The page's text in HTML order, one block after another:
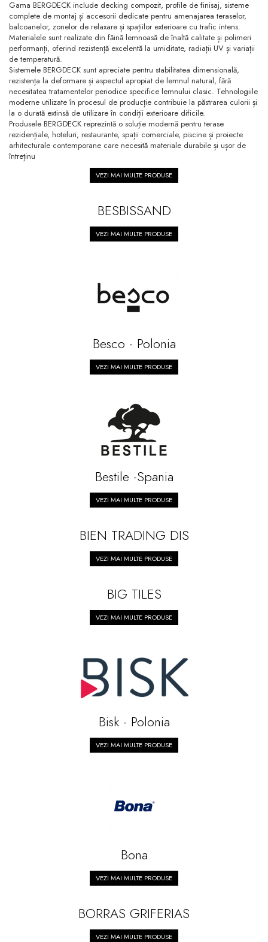
Gama BERGDECK include decking compozit, profile de finisaj, sisteme
complete de montaj și accesorii dedicate pentru amenajarea teraselor,
balcoanelor, zonelor de relaxare și spațiilor exterioare cu trafic intens.
Materialele sunt realizate din făină lemnoasă de înaltă calitate și polimeri
performanți, oferind rezistență excelentă la umiditate, radiații UV și variații
de temperatură.
Sistemele BERGDECK sunt apreciate pentru stabilitatea dimensională,
rezistența la deformare și aspectul apropiat de lemnul natural, fără
necesitatea tratamentelor periodice specifice lemnului clasic. Tehnologiile
moderne utilizate în procesul de producție contribuie la păstrarea culorii și
la o durată extinsă de utilizare în condiții exterioare dificile.
Produsele BERGDECK reprezintă o soluție modernă pentru terase
rezidențiale, hoteluri, restaurante, spații comerciale, piscine și proiecte
arhitecturale contemporane care necesită materiale durabile și ușor de
întreținu
VEZI MAI MULTE PRODUSE
BESBISSAND
VEZI MAI MULTE PRODUSE
Besco - Polonia
VEZI MAI MULTE PRODUSE
Bestile -Spania
VEZI MAI MULTE PRODUSE
BIEN TRADING DIS
VEZI MAI MULTE PRODUSE
BIG TILES
VEZI MAI MULTE PRODUSE
Bisk - Polonia
VEZI MAI MULTE PRODUSE
Bona
VEZI MAI MULTE PRODUSE
BORRAS GRIFERIAS
VEZI MAI MULTE PRODUSE